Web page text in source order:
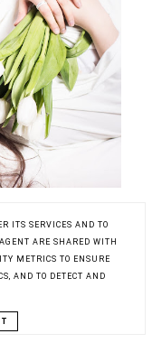
ITS SERVICES AND TO
ARE SHARED WITH
METRICS TO ENSURE
AND TO DETECT AND